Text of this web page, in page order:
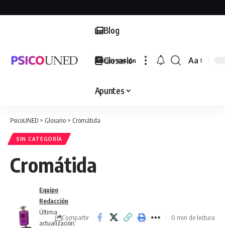
Blog
Glosario
Apuntes
Iniciar sesión
Font
Aa
PsicoUNED > Glosario > Cromátida
SIN CATEGORÍA
Cromátida
Última
actualización:
Equipo
Redacción
Compartir 0 min de lectura